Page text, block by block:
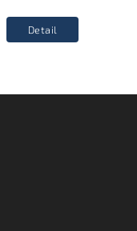
Detail